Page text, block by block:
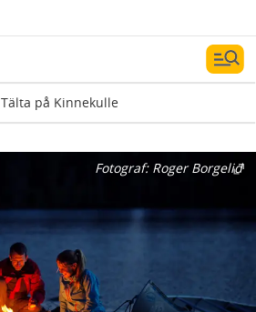
Tälta på Kinnekulle
Fotograf: Roger Borgelid